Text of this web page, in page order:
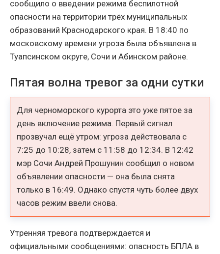
сообщило о введении режима беспилотной
опасности на территории трёх муниципальных
образований Краснодарского края. В 18:40 по
московскому времени угроза была объявлена в
Туапсинском округе, Сочи и Абинском районе.
Пятая волна тревог за одни сутки
Для черноморского курорта это уже пятое за
день включение режима. Первый сигнал
прозвучал ещё утром: угроза действовала с
7:25 до 10:28, затем с 11:58 до 12:34. В 12:42
мэр Сочи Андрей Прошунин сообщил о новом
объявлении опасности — она была снята
только в 16:49. Однако спустя чуть более двух
часов режим ввели снова.
Утренняя тревога подтверждается и
официальными сообщениями: опасность БПЛА в